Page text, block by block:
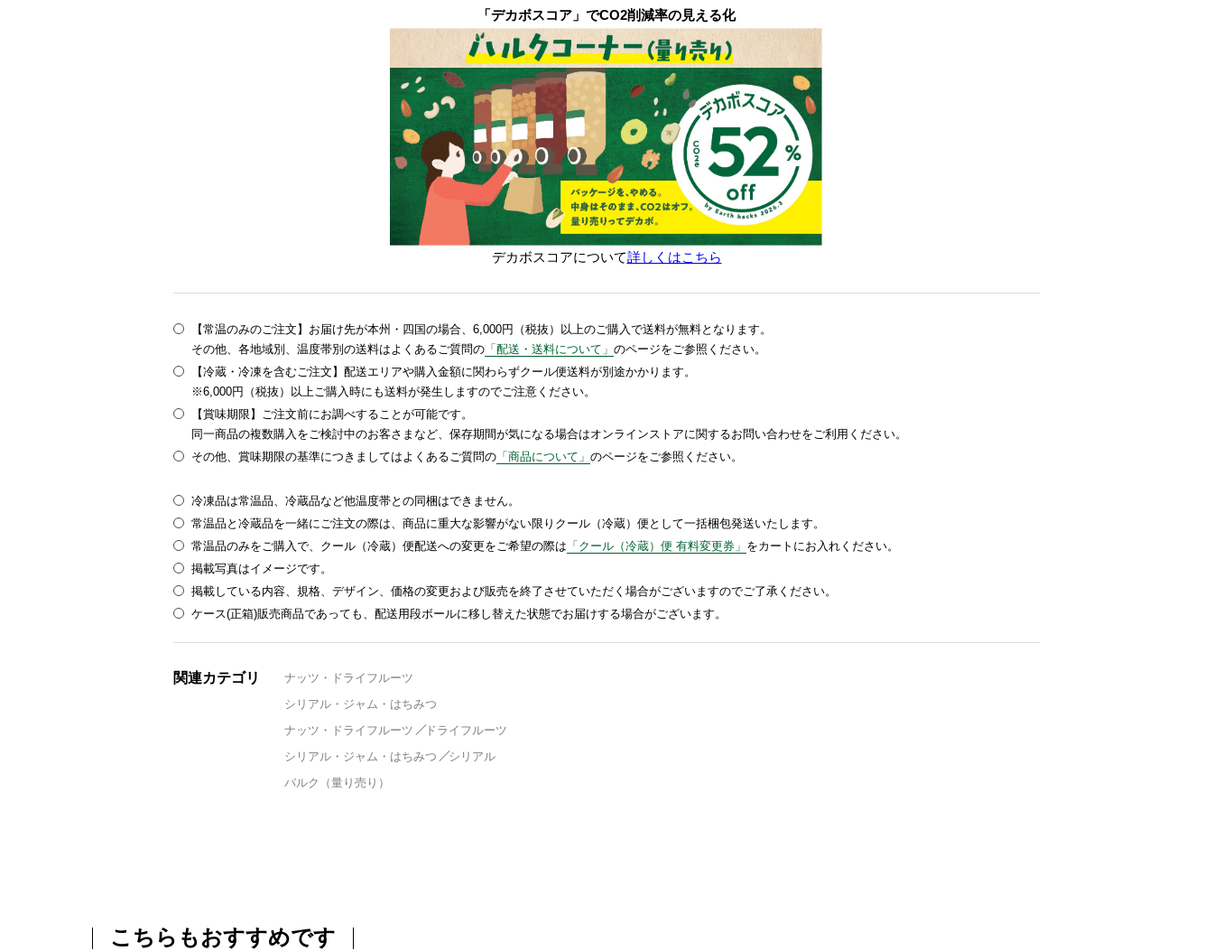
「デカボスコア」でCO2削減率の見える化
デカボスコアについて詳しくはこちら
【常温のみのご注文】お届け先が本州・四国の場合、6,000円（税抜）以上のご購入で送料が無料となります。
その他、各地域別、温度帯別の送料はよくあるご質問の 「配送・送料について」 のページをご参照ください。
【冷蔵・冷凍を含むご注文】配送エリアや購入金額に関わらずクール便送料が別途かかります。
※6,000円（税抜）以上ご購入時にも送料が発生しますのでご注意ください。
【賞味期限】ご注文前にお調べすることが可能です。
同一商品の複数購入をご検討中のお客さまなど、保存期間が気になる場合はオンラインストアに関するお問い合わせをご利用ください。
その他、賞味期限の基準につきましてはよくあるご質問の 「商品について」 のページをご参照ください。
冷凍品は常温品、冷蔵品など他温度帯との同梱はできません。
常温品と冷蔵品を一緒にご注文の際は、商品に重大な影響がない限りクール（冷蔵）便として一括梱包発送いたします。
常温品のみをご購入で、クール（冷蔵）便配送への変更をご希望の際は 「クール（冷蔵）便 有料変更券」 をカートにお入れください。
掲載写真はイメージです。
掲載している内容、規格、デザイン、価格の変更および販売を終了させていただく場合がございますのでご了承ください。
ケース(正箱)販売商品であっても、配送用段ボールに移し替えた状態でお届けする場合がございます。
関連カテゴリ
ナッツ・ドライフルーツ
シリアル・ジャム・はちみつ
ナッツ・ドライフルーツ
ドライフルーツ
シリアル・ジャム・はちみつ
シリアル
バルク（量り売り）
こちらもおすすめです